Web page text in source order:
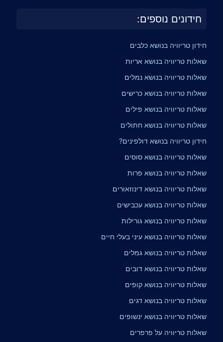
חידונים נוספים:
חידון טריוויה בנושא כלבים
שאלות טריוויה בנושא אריות
שאלות טריוויה בנושא נמלים
שאלות טריוויה בנושא כרישים
שאלות טריוויה בנושא פילים
שאלות טריוויה בנושא חתולים
חידון טריוויה בנושא דולפינים?
שאלות טריוויה בנושא סוסים
שאלות טריוויה בנושא פרות
שאלות טריוויה בנושא דינוזאורים
שאלות טריוויה בנושא עכבישים
שאלות טריוויה בנושא גורילות
שאלות טריוויה בנושא עיני בעלי חיים
שאלות טריוויה בנושא גמלים
שאלות טריוויה בנושא דובים
שאלות טריוויה בנושא קופים
שאלות טריוויה בנושא דגים
שאלות טריוויה בנושא ינשופים
שאלות טריוויה על פרפרים